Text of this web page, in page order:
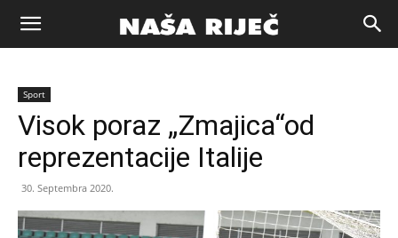
Naša
riječ
Sport
Visok poraz „Zmajica“od
reprezentacije Italije
30. Septembra 2020.